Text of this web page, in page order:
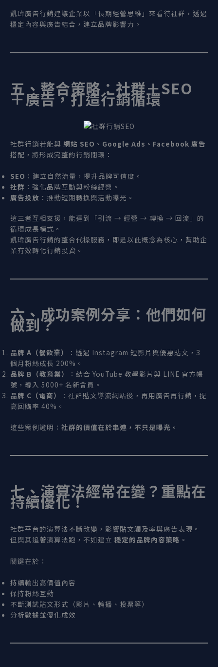
凱瑋廣告行銷建議企業以「長期經營思維」來看待社群，透過
穩定內容與廣告結合，建立品牌影響力。
五、整合策略：社群＋SEO
＋廣告，打造行銷循環
社群行銷若能與 網站 SEO 、Google Ads 、Facebook 廣告
搭配，將形成完整的行銷閉環：
SEO ：建立自然流量，提升品牌可信度。
社群 ：強化品牌互動與粉絲經營。
廣告投放 ：推動短期轉換與活動曝光。
這三者互相支援，能達到「引流 → 經營 → 轉換 → 回流」的
循環成長模式。
凱瑋廣告行銷的整合代操服務，即是以此概念為核心，幫助企
業有效轉化行銷投資。
六、成功案例分享：他們如何
做到？
品牌 A （餐飲業）
：透過 Instagram 短影片與優惠貼文，3
個月粉絲成長 200%。
品牌 B （教育業）
：結合 YouTube 教學影片與 LINE 官方帳
號，導入 5000+ 名新會員。
品牌 C （電商）
：社群貼文導流網站後，再用廣告再行銷，提
高回購率 40%。
這些案例證明：社群的價值在於串連，不只是曝光。
七、演算法經常在變？重點在
持續優化！
社群平台的演算法不斷改變，影響貼文觸及率與廣告表現。
但與其追著演算法跑，不如建立穩定的品牌內容策略 。
關鍵在於：
持續輸出高價值內容
保持粉絲互動
不斷測試貼文形式（影片、輪播、投票等）
分析數據並優化成效